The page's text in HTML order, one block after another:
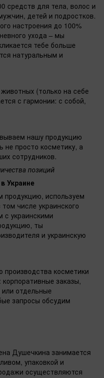
средств для тела, волос и
детей и подростков.
настроения до 100%
ухода – мы
тебе больше
натуральным и
(только на себе
с гармонии: с собой,
нашу продукцию
не просто косметику, а
сотрудников.
позиций
Украине
продукцию, используем
числе украинского
с украинскими
ты
и украинскую
производства косметики
заказы,
отдельные
запросы обсудим
Душечкина занимается
упаковкой и
осуществляются